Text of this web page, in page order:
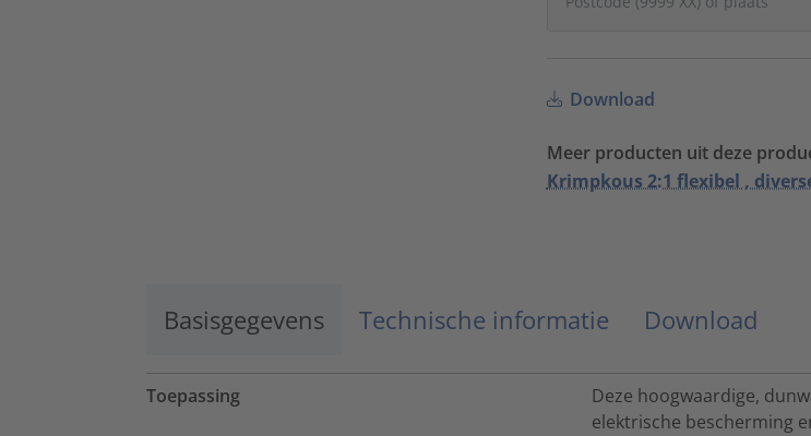
Download
Meer producten uit deze
Krimpkous 2:1 flexibel ,
Basisgegevens Technische informatie Download
Toepassing
Deze hoogwaardige,
elektrische bescherming